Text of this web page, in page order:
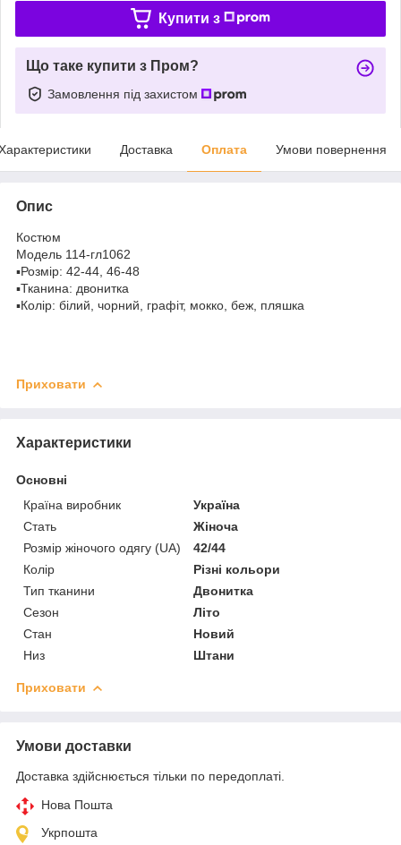
Купити з
Що таке купити з Пром?
Замовлення під захистом
Доставка Оплата Умови повернення
Опис
Костюм
Модель 114-гл1062
▪️Розмір: 42-44, 46-48
▪️Тканина: двонитка
▪️Колір: білий, чорний, графіт, мокко, беж, пляшка
Приховати
Характеристики
Основні
Країна виробник
Україна
Стать
Жіноча
Розмір жіночого одягу (UA)
42/44
Колір
Різні кольори
Тип тканини
Двонитка
Сезон
Літо
Стан
Новий
Низ
Штани
Приховати
Умови доставки
Доставка здійснюється тільки по передоплаті.
Нова Пошта
Укрпошта